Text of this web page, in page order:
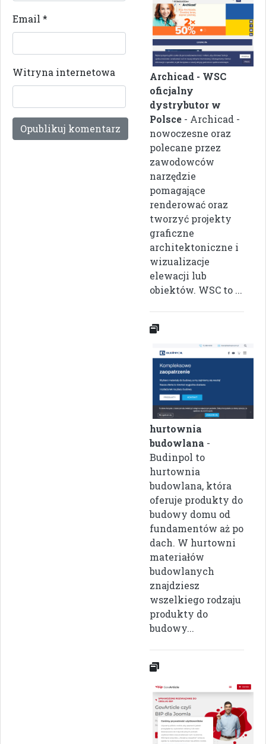
Email *
Witryna internetowa
Archicad - WSC
oficjalny
dystrybutor w
Polsce - Archicad -
nowoczesne oraz
polecane przez
zawodowców
narzędzie
pomagające
renderować oraz
tworzyć projekty
graficzne
architektoniczne i
wizualizacje
elewacji lub
obiektów. WSC to ...
hurtownia
budowlana -
Budinpol to
hurtownia
budowlana, która
oferuje produkty do
budowy domu od
fundamentów aż po
dach. W hurtowni
materiałów
budowlanych
znajdziesz
wszelkiego rodzaju
produkty do
budowy...